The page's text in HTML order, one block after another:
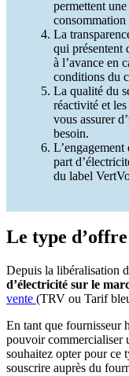
permettent
consommation
La
qui présentent
à l’avance en
conditions du
La qualité du
réactivité et
vous assurer
besoin.
part
du label
Le type
Depuis la libéralisation
d’électricité sur le
vente (TRV ou Tarif
En tant que fournisseur
pouvoir commercialiser
souhaitez opter pour ce
souscrire auprès du